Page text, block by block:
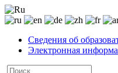
Сведения об
Электронная